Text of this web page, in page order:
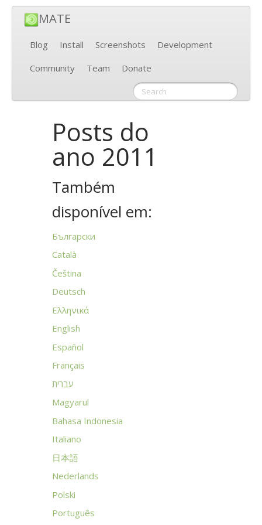
MATE
Blog Install Screenshots
Development
Community
Team Donate
Posts do
ano 2011
Também
disponível em:
Български
Català
Čeština
Deutsch
Ελληνικά
English
Español
Français
עברית
Magyarul
Bahasa Indonesia
Italiano
日本語
Nederlands
Polski
Português